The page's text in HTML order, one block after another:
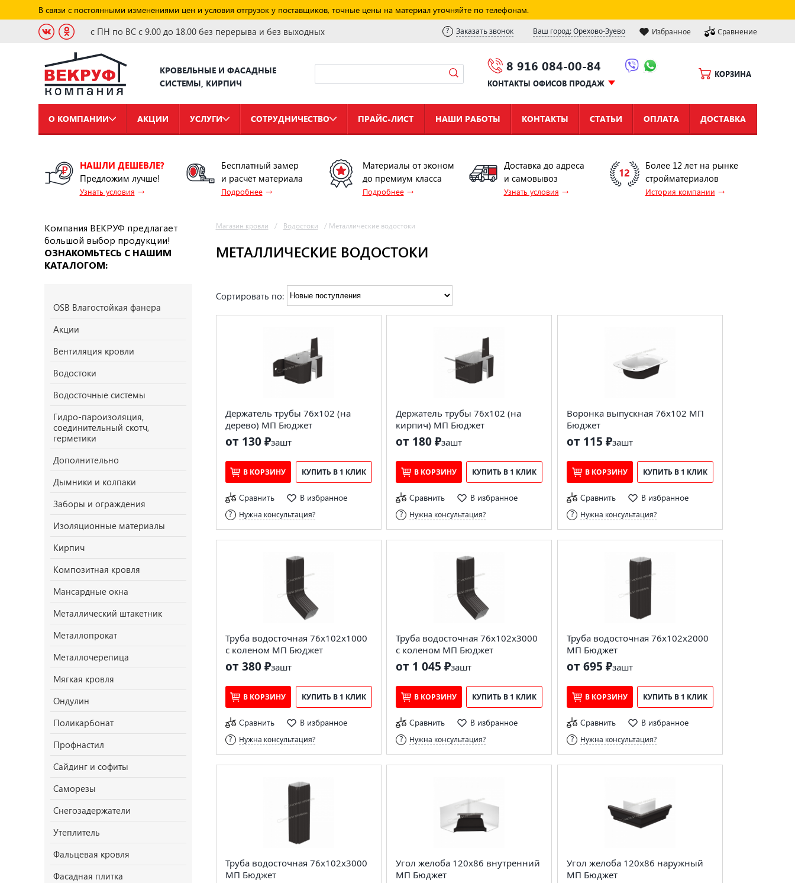
В связи с постоянными изменениями цен и условия отгрузок у поставщиков, точные цены на материал уточняйте по телефонам.
с ПН по ВС с 9.00 до 18.00 без перерыва и без выходных Заказать звонок Ваш город: Орехово-Зуево Избранное Сравнение
КРОВЕЛЬНЫЕ И ФАСАДНЫЕ
СИСТЕМЫ, КИРПИЧ
8 916 084-00-84
КОНТАКТЫ ОФИСОВ ПРОДАЖ
КОРЗИНА
О КОМПАНИИ АКЦИИ УСЛУГИ СОТРУДНИЧЕСТВО ПРАЙС-ЛИСТ НАШИ РАБОТЫ КОНТАКТЫ СТАТЬИ ОПЛАТА ДОСТАВКА
НАШЛИ ДЕШЕВЛЕ?
Предложим лучше!
Узнать условия →
Бесплатный замер
и расчёт материала
Подробнее→
Материалы от эконом
до премиум класса
Подробнее→
Доставка до адреса
и самовывоз
Узнать условия →
Более 12 лет на рынке
стройматериалов
История компании →
Компания ВЕКРУФ предлагает
большой выбор продукции!
ОЗНАКОМЬТЕСЬ С НАШИМ
КАТАЛОГОМ:
OSB Влагостойкая фанера
Акции
Вентиляция кровли
Водостоки
Водосточные системы
Гидро-пароизоляция,
соединительный скотч,
герметики
Дополнительно
Дымники и колпаки
Заборы и ограждения
Изоляционные материалы
Кирпич
Композитная кровля
Мансардные окна
Металлический штакетник
Металлопрокат
Металлочерепица
Мягкая кровля
Ондулин
Поликарбонат
Профнастил
Сайдинг и софиты
Саморезы
Снегозадержатели
Утеплитель
Фальцевая кровля
Фасадная плитка
Магазин кровли / Водостоки / Металлические водостоки
МЕТАЛЛИЧЕСКИЕ ВОДОСТОКИ
Сортировать по:
Держатель трубы 76х102 (на
дерево) МП Бюджет
от 130 ₽зашт
В КОРЗИНУ КУПИТЬ В 1 КЛИК
Сравнить В избранное
Нужна консультация?
Держатель трубы 76х102 (на
кирпич) МП Бюджет
от 180 ₽зашт
В КОРЗИНУ КУПИТЬ В 1 КЛИК
Сравнить В избранное
Нужна консультация?
Воронка выпускная 76х102 МП
Бюджет
от 115 ₽зашт
В КОРЗИНУ КУПИТЬ В 1 КЛИК
Сравнить В избранное
Нужна консультация?
Труба водосточная 76х102х1000
с коленом МП Бюджет
от 380 ₽зашт
В КОРЗИНУ КУПИТЬ В 1 КЛИК
Сравнить В избранное
Нужна консультация?
Труба водосточная 76х102х3000
с коленом МП Бюджет
от 1 045 ₽зашт
В КОРЗИНУ КУПИТЬ В 1 КЛИК
Сравнить В избранное
Нужна консультация?
Труба водосточная 76х102х2000
МП Бюджет
от 695 ₽зашт
В КОРЗИНУ КУПИТЬ В 1 КЛИК
Сравнить В избранное
Нужна консультация?
Труба водосточная 76х102х3000
МП Бюджет
Угол желоба 120х86 внутренний
МП Бюджет
Угол желоба 120х86 наружный
МП Бюджет